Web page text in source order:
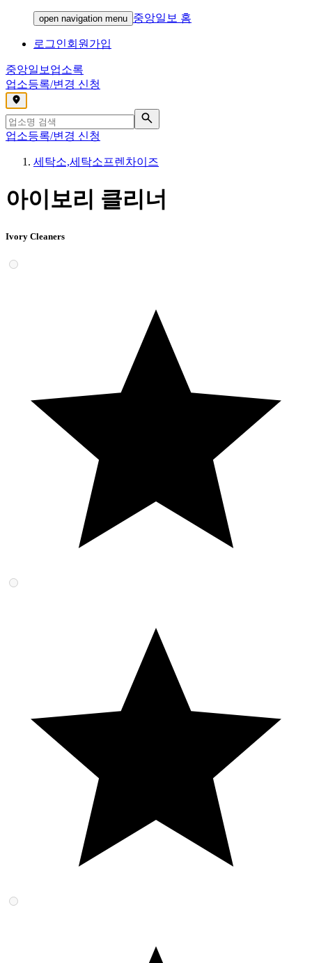
open navigation menu 중앙일보 홈
로그인회원가입
중앙일보 업소록
업소등록/변경 신청
,
업소등록/변경 신청
세탁소,세탁소프렌차이즈
아이보리 클리너
Ivory Cleaners